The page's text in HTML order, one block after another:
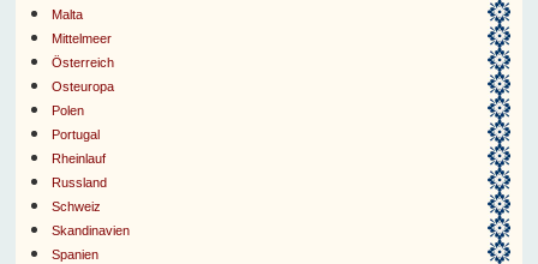
Malta
Mittelmeer
Österreich
Osteuropa
Polen
Portugal
Rheinlauf
Russland
Schweiz
Skandinavien
Spanien